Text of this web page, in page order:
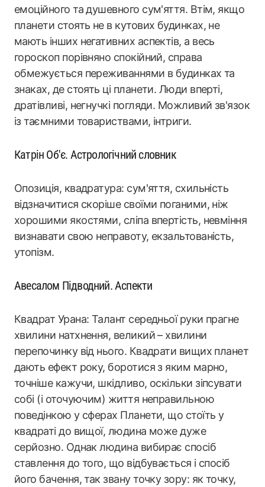
емоційного та душевного сум'яття. Втім, якщо
планети стоять не в кутових будинках, не
мають інших негативних аспектів, а весь
гороскоп порівняно спокійний, справа
обмежується переживаннями в будинках та
знаках, де стоять ці планети. Люди вперті,
дратівливі, негнучкі погляди. Можливий зв'язок
із таємними товариствами, інтриги.
Катрін Об'є. Астрологічний словник
Опозиція, квадратура: сум'яття, схильність
відзначитися скоріше своїми поганими, ніж
хорошими якостями, сліпа впертість, невміння
визнавати свою неправоту, екзальтованість,
утопізм.
Авесалом Підводний. Аспекти
Квадрат Урана: Талант середньої руки прагне
хвилини натхнення, великий – хвилини
перепочинку від нього. Квадрати вищих планет
дають ефект року, боротися з яким марно,
точніше кажучи, шкідливо, оскільки зіпсувати
собі (і оточуючим) життя неправильною
поведінкою у сферах Планети, що стоїть у
квадраті до вищої, людина може дуже
серйозно. Однак людина вибирає спосіб
ставлення до того, що відбувається і спосіб
його бачення, так звану точку зору: як точку,